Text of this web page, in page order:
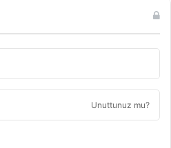
Unuttunuz mu?